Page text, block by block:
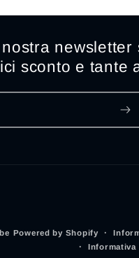
sconto e tante
Powered by Shopify
Informativa